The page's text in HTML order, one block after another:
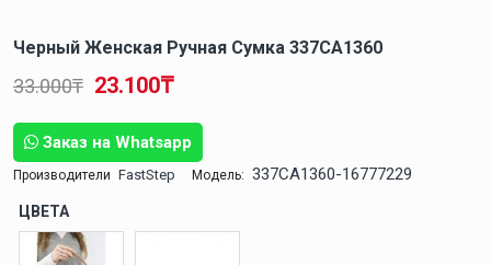
Черный Женская Ручная Сумка 337CA1360
Заказ на Whatsapp
Производители FastStep Модель: 337CA1360-16777229
23.100₸
33.000₸
ЦВЕТА